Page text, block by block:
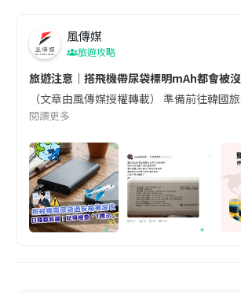
風傳媒
旅遊攻略
旅遊注意｜搭飛機帶尿袋標明mAh都會被
（文章由風傳媒授權轉載） 準備前往韓
閱讀更多